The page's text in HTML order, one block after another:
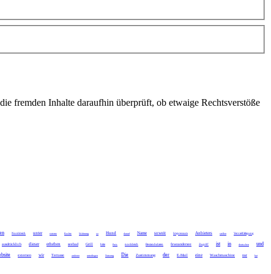
fremden Inhalte daraufhin überprüft, ob etwaige Rechtsverstöße
Norddeich unter externe Rechte Wohnung so Hund darauf Name soweit Impressum Anbieters stellen Vervielfältigung
ausdrücklich dieser erheben seebad Grill bitte Preis norddeich Bestandsdaten fewoandersee Zugriff ist in deutschen
und
externen wir Terrasse anderen unterliegen Nutzung Die Zustimmung der E-Mail eine Waschmaschine nur hat